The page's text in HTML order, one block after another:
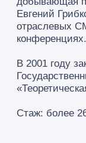
Читайте
наших